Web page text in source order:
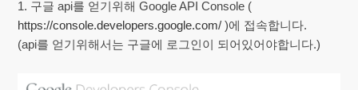
1. 구글 api를 얻기위해 Google API Console (
https://console.developers.google.com/ )에 접속합니다.
(api를 얻기위해서는 구글에 로그인이 되어있어야합니다.)